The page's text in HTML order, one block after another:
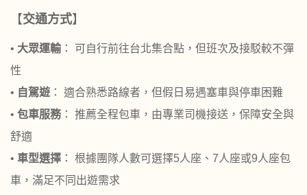
【交通方式】
• 大眾運輸 ： 可自行前往台北集合點，但班次及接駁較不彈
性
• 自駕遊 ： 適合熟悉路線者，但假日易遇塞車與停車困難
• 包車服務 ： 推薦全程包車，由專業司機接送，保障安全與
舒適
• 車型選擇 ： 根據團隊人數可選擇5人座、7人座或9人座包
車，滿足不同出遊需求